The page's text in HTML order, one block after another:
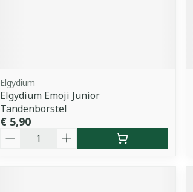
Elgydium
Elgydium Emoji Junior
Tandenborstel
€ 5,90